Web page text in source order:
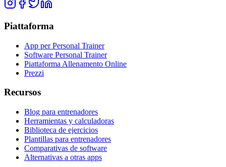
Piattaforma
App per Personal Trainer
Software Personal Trainer
Piattaforma Allenamento Online
Prezzi
Recursos
Blog para entrenadores
Herramientas y calculadoras
Biblioteca de ejercicios
Plantillas para entrenadores
Comparativas de software
Alternativas a otras apps